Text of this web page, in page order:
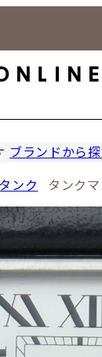
ブランドから
タンク タンク